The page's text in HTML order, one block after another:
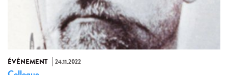
ÉVÉNEMENT 24.11.2022